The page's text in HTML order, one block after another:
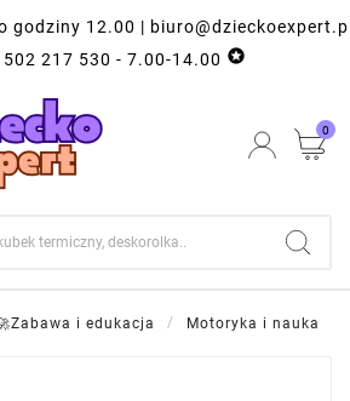
godziny 12.00 |
502 217 530 - 7.00-14.00 
0
i edukacja Motoryka i nauka